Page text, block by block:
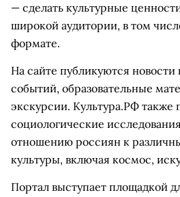
— сделать культурные
широкой аудитории, в том
формате.
На сайте публикуются новости
событий, образовательные
экскурсии. Культура.РФ также
социологические
отношению россиян к
культуры, включая космос,
Портал выступает площадкой